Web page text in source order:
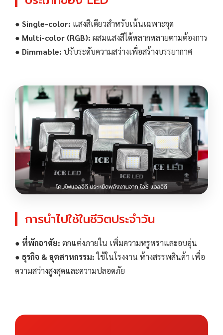
● Single-color: แสงสีเดียวสำหรับเน้นเฉพาะจุด
● Multi-color (RGB): ผสมแสงสีได้หลากหลายตามต้องการ
● Dimmable: ปรับระดับความสว่างเพื่อสร้างบรรยากาศ
การนำไปใช้ในชีวิตประจำวัน
● ที่พักอาศัย: ตกแต่งภายใน เพิ่มความหรูหราและอบอุ่น
● ธุรกิจ & อุตสาหกรรม:ใช้ในโรงงาน ห้างสรรพสินค้า เพื่อ
ความสว่างสูงสุดและความปลอดภัย